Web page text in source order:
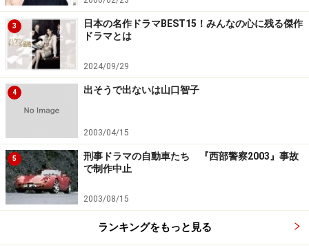
3
日本の名作ドラマBEST15！みんなの心に残る傑作
ドラマとは
2024/09/29
4 出そうで出ないは山口智子
2003/04/15
5
刑事ドラマの自動車たち 『西部警察2003』事故
で制作中止
2003/08/15
ランキングをもっと見る